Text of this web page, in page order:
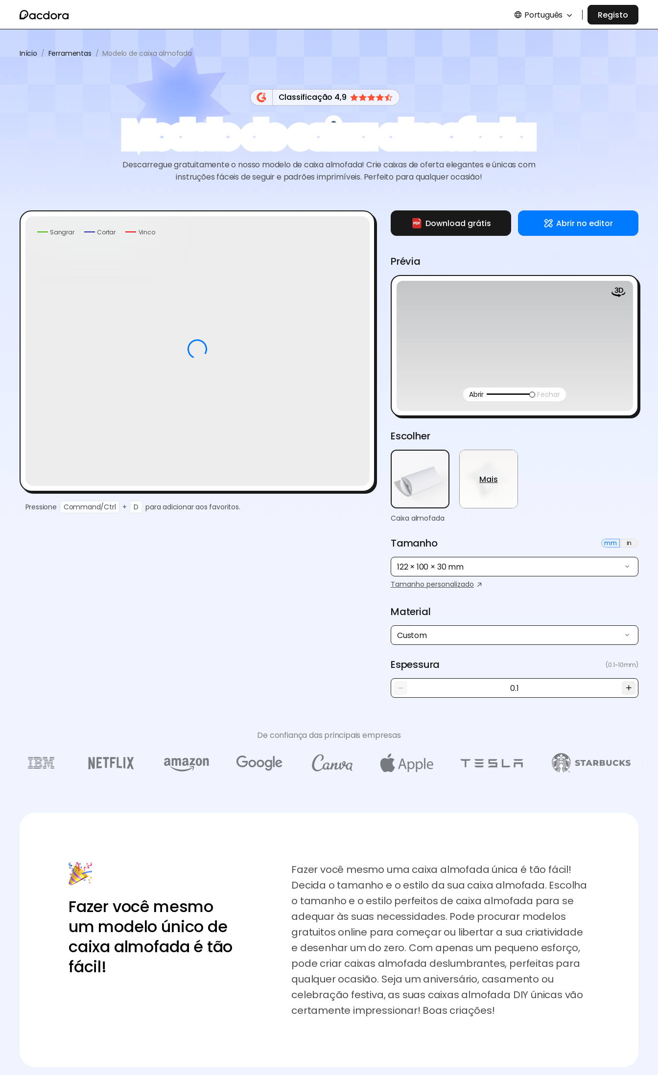
Português Registo
Início / Ferramentas / Modelo de caixa almofada
Classificação 4,9
Modelo de caixa almofada
Descarregue gratuitamente o nosso modelo de caixa almofada! Crie caixas de oferta elegantes e únicas com
instruções fáceis de seguir e padrões imprimíveis. Perfeito para qualquer ocasião!
Sangrar Cortar Vinco
Pressione Command/Ctrl + D para adicionar aos favoritos.
Download grátis Abrir no editor
Prévia
Abrir Fechar
Escolher
Caixa almofada
Mais
Tamanho mm in
122 × 100 × 30 mm
Tamanho personalizado
Material
Custom
Espessura (0.1~10mm)
De confiança das principais empresas
Fazer você mesmo
um modelo único de
caixa almofada é tão
fácil!
Fazer você mesmo uma caixa almofada única é tão fácil!
Decida o tamanho e o estilo da sua caixa almofada. Escolha
o tamanho e o estilo perfeitos de caixa almofada para se
adequar às suas necessidades. Pode procurar modelos
gratuitos online para começar ou libertar a sua criatividade
e desenhar um do zero. Com apenas um pequeno esforço,
pode criar caixas almofada deslumbrantes, perfeitas para
qualquer ocasião. Seja um aniversário, casamento ou
celebração festiva, as suas caixas almofada DIY únicas vão
certamente impressionar! Boas criações!